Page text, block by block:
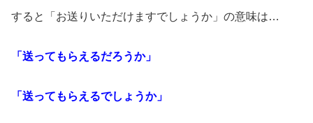
すると「お送りいただけますでしょうか」の意味は…
「送ってもらえるだろうか」
「送ってもらえるでしょうか」